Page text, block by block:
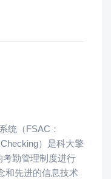
（FSAC：
）是科大擎
勤管理制度进行
和先进的信息技术